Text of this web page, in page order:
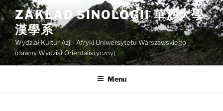
Przejdź
do
treści
ZAKŁAD SINOLOGII 華沙大學
漢學系
Wydział Kultur Azji i Afryki Uniwersytetu Warszawskiego
(dawny Wydział Orientalistyczny)
Menu